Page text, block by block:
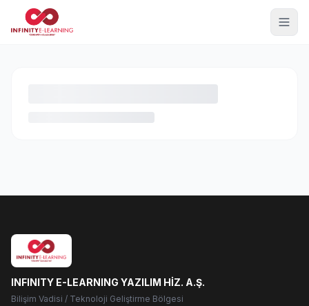
INFINITY E-LEARNING YAZILIM HİZ. A.Ş.
Bilişim Vadisi / Teknoloji Geliştirme Bölgesi